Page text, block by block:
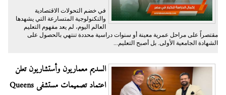
في خضم التحولات الاقتصادية
والتكنولوجية المتسارعة التي يشهدها
العالم اليوم، لم يعد مفهوم التعليم
مقتصراً على مراحل عمرية معينة أو سنوات دراسية محددة تنتهي بالحصول على
الشهادة الجامعية الأولى. بل أصبح التعليم...
السديم معماريون وأستشاريون تعلن
اعتماد تصميمات مستشفى Queens